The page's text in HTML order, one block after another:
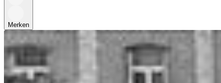
Merken